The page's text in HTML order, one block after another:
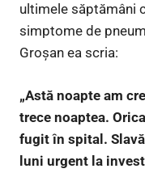
ultimele săptămâni
simptome de
Groşan ea scria:
„Astă noapte am
trece noaptea.
fugit în spital.
luni urgent la